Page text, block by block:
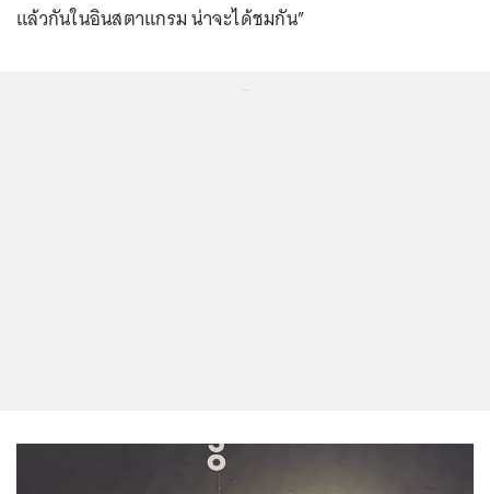
แล้วกันในอินสตาแกรม น่าจะได้ชมกัน”